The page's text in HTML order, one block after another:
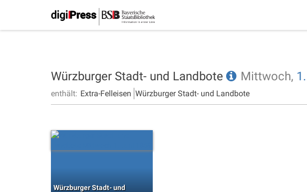
Würzburger Stadt- und Landbote Mittwoch, 1.
enthält: Extra-Felleisen Würzburger Stadt- und Landbote
Würzburger Stadt- und